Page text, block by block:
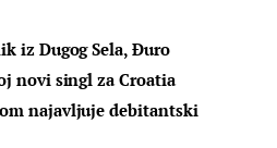
iz Dugog Sela, Đuro
novi singl za Croatia
najavljuje debitantski